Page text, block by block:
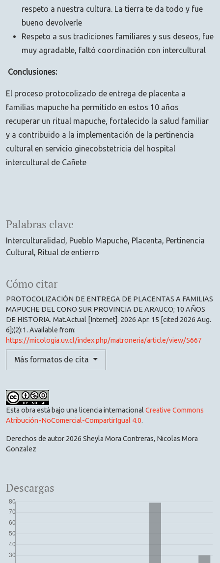
Palabras clave
Interculturalidad Pueblo Mapuche Placenta Pertinencia
Cultural Ritual de entierro
Cómo citar
PROTOCOLIZACIÓN DE ENTREGA DE PLACENTAS A FAMILIAS
MAPUCHE DEL CONO SUR PROVINCIA DE ARAUCO; 10 AÑOS
DE HISTORIA. Mat.Actual [Internet]. 2026 Apr. 15 [cited 2026 Aug.
6];(2):1. Available from:
https://micologia.uv.cl/index.php/matroneria/article/view/5667
Más formatos de cita
respeto a nuestra cultura. La tierra te da todo y fue
bueno devolverle
Respeto a sus tradiciones familiares y sus deseos, fue
muy agradable, faltó coordinación con intercultural
Conclusiones:
El proceso protocolizado de entrega de placenta a
familias mapuche ha permitido en estos 10 años
recuperar un ritual mapuche, fortalecido la salud familiar
y a contribuido a la implementación de la pertinencia
cultural en servicio ginecobstetricia del hospital
intercultural de Cañete
Esta obra está bajo una licencia internacional Creative Commons
Atribución-NoComercial-CompartirIgual 4.0.
Derechos de autor 2026 Sheyla Mora Contreras, Nicolas Mora
Gonzalez
Descargas